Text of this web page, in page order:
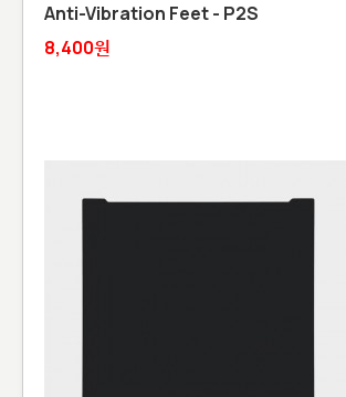
Anti-Vibration Feet - P2S
8,400원